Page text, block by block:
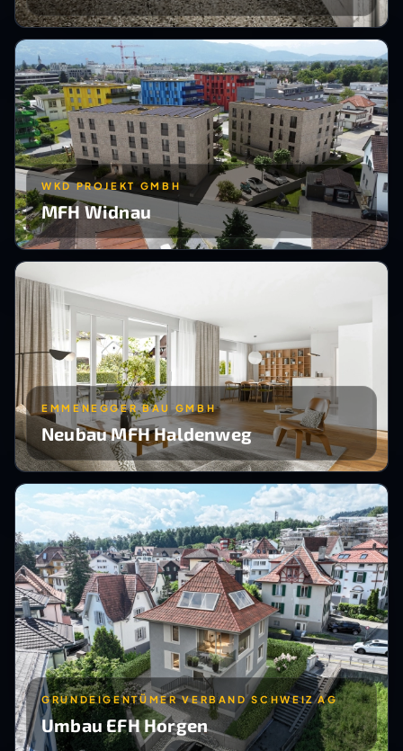
WKD PROJEKT GMBH
MFH Widnau
EMMENEGGER BAU GMBH
Neubau MFH Haldenweg
GRUNDEIGENTÜMER VERBAND SCHWEIZ AG
Umbau EFH Horgen